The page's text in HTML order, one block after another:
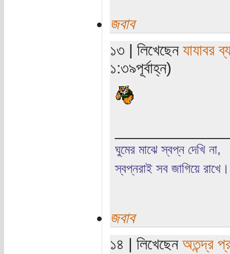
জবাব
১৩ | লিখেছেন যাযাবর
১:৩৯পূর্বাহ্ন)
ঘুমের মাঝে স্বপ্ন দেখি না,
স্বপ্নরাই সব জাগিয়ে রাখে।
জবাব
১৪ | লিখেছেন অতন্দ্র